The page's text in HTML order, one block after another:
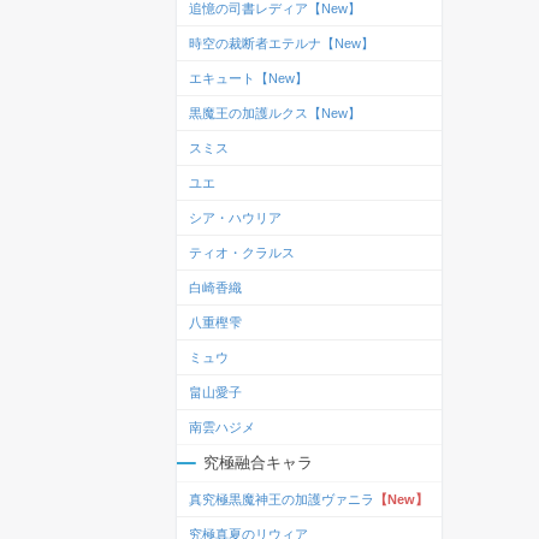
追憶の司書レディア【New】
時空の裁断者エテルナ【New】
エキュート【New】
黒魔王の加護ルクス【New】
スミス
ユエ
シア・ハウリア
ティオ・クラルス
白崎香織
八重樫雫
ミュウ
畠山愛子
南雲ハジメ
究極融合キャラ
真究極黒魔神王の加護ヴァニラ 【New】
究極真夏のリウィア